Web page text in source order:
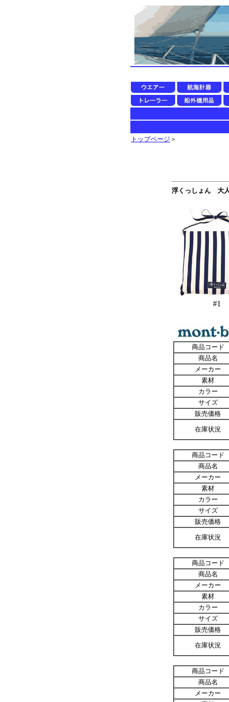
トップページ ＞
浮くっしょん 大
#1
商品コード
商品名
メーカー
素材
カラー
サイズ
販売価格
在庫状況
商品コード
商品名
メーカー
素材
カラー
サイズ
販売価格
在庫状況
商品コード
商品名
メーカー
素材
カラー
サイズ
販売価格
在庫状況
商品コード
商品名
メーカー